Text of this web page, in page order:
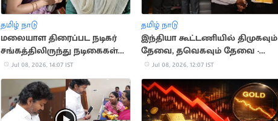
தமிழ் நாடு
மலையாள திரைப்பட நடிகர்
சங்கத்திலிருந்து நடிகைகள்
ரேவதி, பத்மபிரியா விலகல்
Jul 08, 2026, 14:07 IST
தமிழ் நாடு
இந்தியா கூட்டணியில் திமுகவும்
தேவை, தவெகவும் தேவை -
திருமாவளவன் பேட்டி
Jul 08, 2026, 12:07 IST